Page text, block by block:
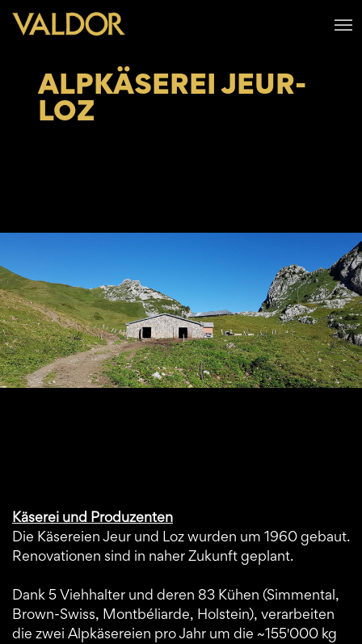
ALPKÄSEREI JEUR-
LOZ
Käserei und Produzenten
Die Käsereien Jeur und Loz wurden um 1960 gebaut.
Renovationen sind in naher Zukunft geplant.
Dank 5 Viehhalter und deren 83 Kühen (Simmental,
Brown-Swiss, Montbéliarde, Holstein), verarbeiten
die zwei Alpkäsereien pro Jahr um die ~155'000 kg